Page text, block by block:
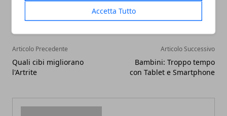
Accetta Tutto
Articolo Precedente
Quali cibi migliorano
l'Artrite
Articolo Successivo
Bambini: Troppo tempo
con Tablet e Smartphone